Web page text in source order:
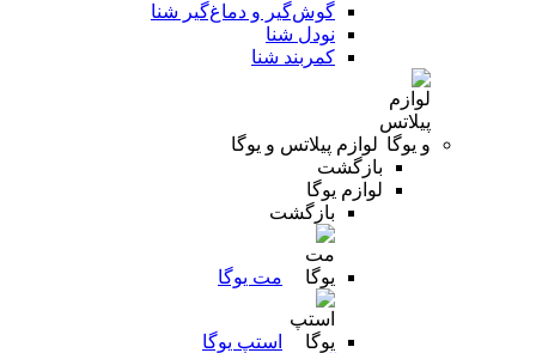
گوش‌گیر و دماغ‌گیر شنا
نودل شنا
کمربند شنا
لوازم پیلاتس و یوگا
بازگشت
لوازم یوگا
بازگشت
مت یوگا
استپ یوگا